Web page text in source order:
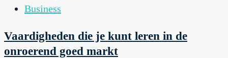
Business
Vaardigheden die je kunt leren in de
onroerend goed markt